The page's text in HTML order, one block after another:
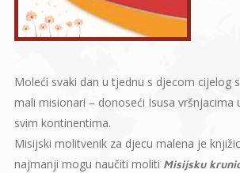
Moleći svaki dan u tjednu s djecom cijelog
mali misionari – donoseći Isusa vršnjacima
svim kontinentima.
Misijski molitvenik za djecu malena je
najmanji mogu naučiti moliti Misijsku